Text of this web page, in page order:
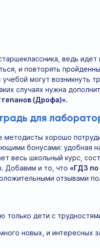
ведь
и повторять
могут возникнуть
случаях нужна
(Дрофа)».
для
хорошо
бонусами: удобная
весь школьный курс,
Добавим и то, что «ГДЗ по
отзывами
дети с
новых, и интересных